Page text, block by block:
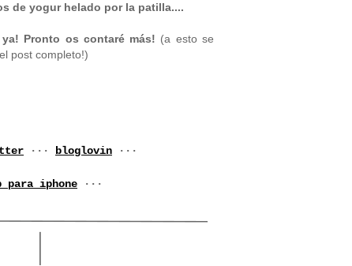
de yogur helado por la patilla....
Pronto os contaré más! (a esto se
post completo!)
··· bloglovin ···
para iphone ···